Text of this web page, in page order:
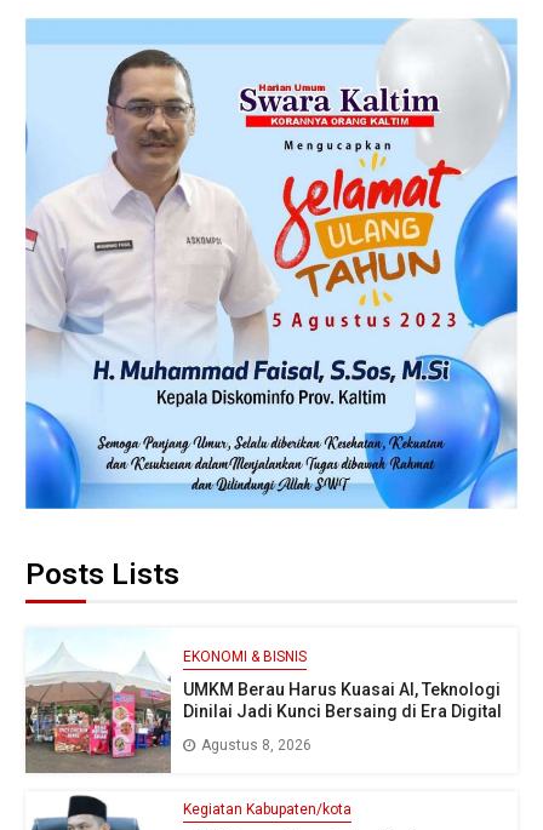
Posts Lists
EKONOMI & BISNIS
UMKM Berau Harus Kuasai AI, Teknologi
Dinilai Jadi Kunci Bersaing di Era Digital
Agustus 8, 2026
Kegiatan Kabupaten/kota